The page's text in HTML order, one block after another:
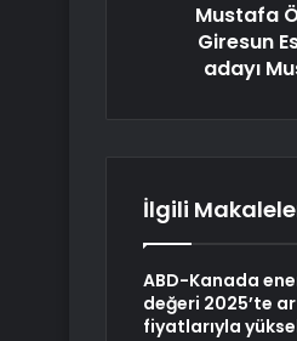
Mustafa
Giresun
adayı
İlgili
ABD-Kanada
değeri 2025’te
fiyatlarıyla